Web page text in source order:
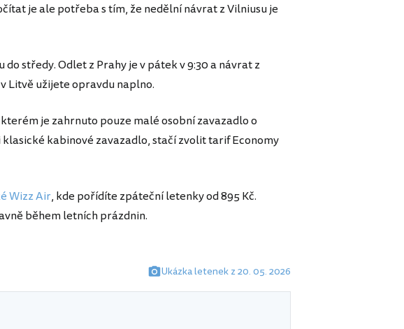
je ale potřeba s tím, že nedělní návrat z Vilniusu je
středy. Odlet z Prahy je v pátek v 9:30 a návrat z
Litvě užijete opravdu naplno.
je zahrnuto pouze malé osobní zavazadlo o
klasické kabinové zavazadlo, stačí zvolit tarif Economy
Wizz Air, kde pořídíte zpáteční letenky od 895 Kč.
během letních prázdnin.
Ukázka letenek z 20. 05. 2026